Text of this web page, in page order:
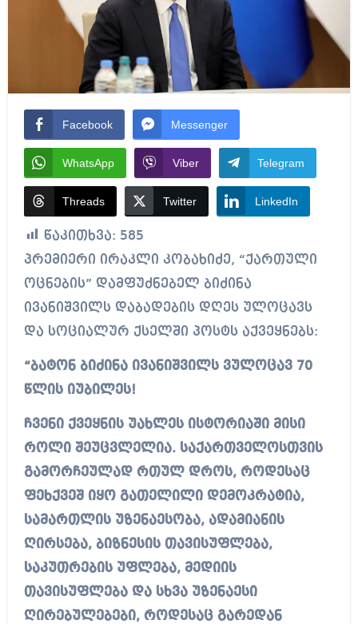
Facebook Messenger
WhatsApp Viber Telegram
Threads Twitter LinkedIn
წაკითხვა: 585
პრემიერი ირაკლი კობახიძე, “ქართული
ოცნების” დამფუძნებელ ბიძინა
ივანიშვილს დაბადების დღეს ულოცავს
და სოციალურ ქსელში პოსტს აქვეყნებს:
“ბატონ ბიძინა ივანიშვილს ვულოცავ 70
წლის იუბილეს!
ჩვენი ქვეყნის უახლეს ისტორიაში მისი
როლი შეუცვლელია. საქართველოსთვის
გამორჩეულად რთულ დროს, როდესაც
ფეხქვეშ იყო გათელილი დემოკრატია,
სამართლის უზენაესობა, ადამიანის
ღირსება, ბიზნესის თავისუფლება,
საკუთრების უფლება, მედიის
თავისუფლება და სხვა უზენაესი
ღირებულებები, როდესაც გარედან